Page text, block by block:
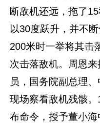
断敌机还远，拖了
以30度跃升，并不
200米时一举将其击
次击落敌机。周恩
员，国务院副总理
现场察看敌机残骸
布命令，授予董小海